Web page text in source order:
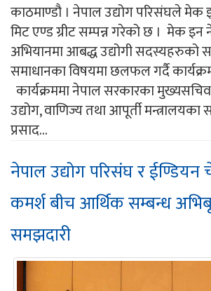
काठमाण्डौ । नेपाल उद्योग परिसंघले मेक
मिट एण्ड ग्रीट सम्पन्न गरेको छ । मेक इन
अभियानमा आबद्ध उद्योगी सदस्यहरुको
समाधानका विषयमा छलफल गर्दै
कार्यक्रममा नेपाल सरकारका
उद्योग, वाणिज्य तथा आपूर्ती
प्रसाद...
नेपाल उद्योग परिसंघ र
कमर्श बीच आर्थिक सम्बन्ध
समझदारी